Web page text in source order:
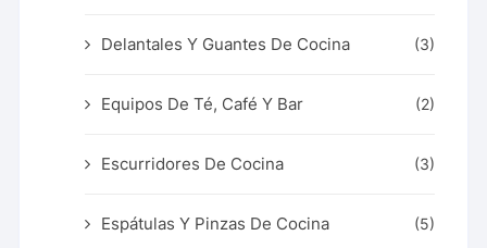
Delantales Y Guantes De Cocina (3)
Equipos De Té, Café Y Bar (2)
Escurridores De Cocina (3)
Espátulas Y Pinzas De Cocina (5)